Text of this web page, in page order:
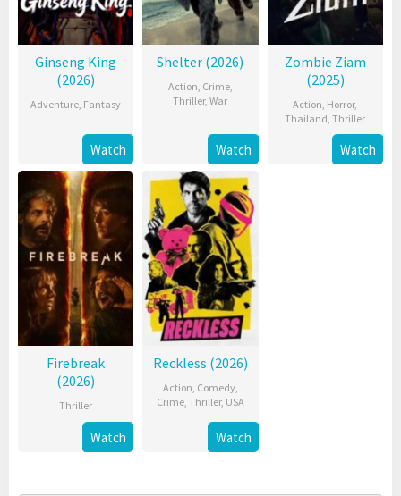
Ginseng King
(2026)
Adventure, Fantasy
Watch
Shelter (2026)
Action, Crime,
Thriller,War
Watch
Zombie Ziam
(2025)
Action, Horror,
Thailand,Thriller
Watch
Firebreak
(2026)
Thriller
Watch
Reckless (2026)
Action, Comedy,
Crime, Thriller, USA
Watch